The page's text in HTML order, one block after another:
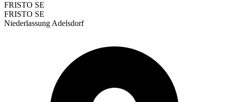
FRISTO SE
FRISTO SE
Niederlassung Adelsdorf